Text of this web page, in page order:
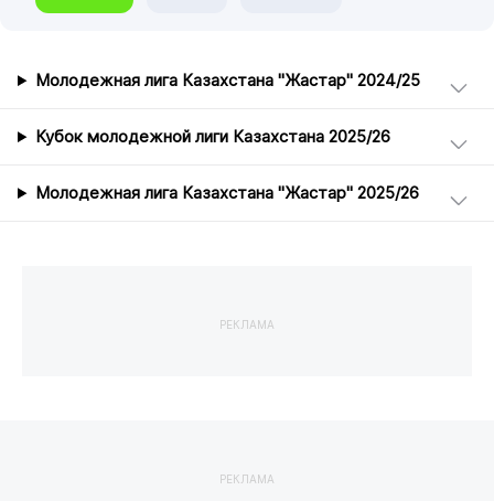
Молодежная лига Казахстана "Жастар" 2024/25
Кубок молодежной лиги Казахстана 2025/26
Молодежная лига Казахстана "Жастар" 2025/26
РЕКЛАМА
РЕКЛАМА